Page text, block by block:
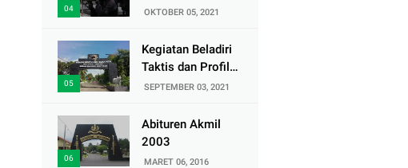
Pasukan Elite
OKTOBER 05, 2021
Kegiatan Beladiri
Taktis dan Profil
Satuan Yonif
SEPTEMBER 03, 2021
Abituren Akmil
2003
MARET 06, 2016